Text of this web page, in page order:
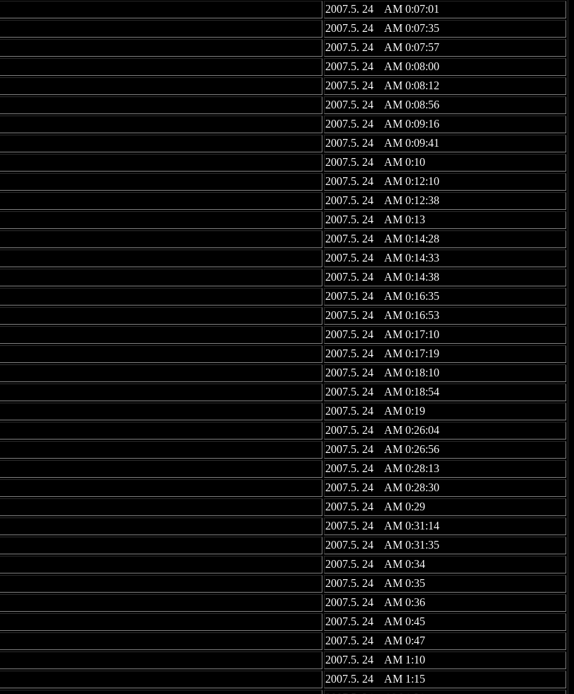
2007.5. 24 AM 0:07:01
2007.5. 24 AM 0:07:35
2007.5. 24 AM 0:07:57
2007.5. 24 AM 0:08:00
2007.5. 24 AM 0:08:12
2007.5. 24 AM 0:08:56
2007.5. 24 AM 0:09:16
2007.5. 24 AM 0:09:41
2007.5. 24 AM 0:10
2007.5. 24 AM 0:12:10
2007.5. 24 AM 0:12:38
2007.5. 24 AM 0:13
2007.5. 24 AM 0:14:28
2007.5. 24 AM 0:14:33
2007.5. 24 AM 0:14:38
2007.5. 24 AM 0:16:35
2007.5. 24 AM 0:16:53
2007.5. 24 AM 0:17:10
2007.5. 24 AM 0:17:19
2007.5. 24 AM 0:18:10
2007.5. 24 AM 0:18:54
2007.5. 24 AM 0:19
2007.5. 24 AM 0:26:04
2007.5. 24 AM 0:26:56
2007.5. 24 AM 0:28:13
2007.5. 24 AM 0:28:30
2007.5. 24 AM 0:29
2007.5. 24 AM 0:31:14
2007.5. 24 AM 0:31:35
2007.5. 24 AM 0:34
2007.5. 24 AM 0:35
2007.5. 24 AM 0:36
2007.5. 24 AM 0:45
2007.5. 24 AM 0:47
2007.5. 24 AM 1:10
2007.5. 24 AM 1:15